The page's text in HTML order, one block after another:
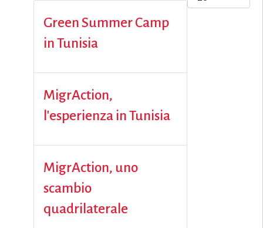
Green Summer Camp
in Tunisia
MigrAction,
l'esperienza in Tunisia
MigrAction, uno
scambio
quadrilaterale